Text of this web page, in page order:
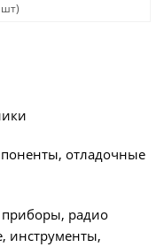
отладочные
радио
инструменты,